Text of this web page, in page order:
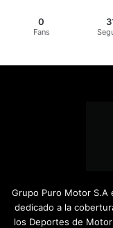
0
Fans
Grupo Puro Motor S.A
dedicado a la
los Deportes de